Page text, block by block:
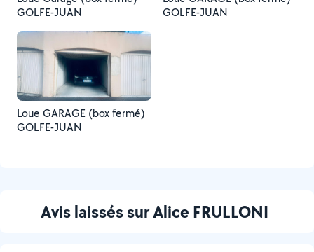
GOLFE-JUAN
GOLFE-JUAN
Loue GARAGE (box fermé)
GOLFE-JUAN
Avis laissés sur Alice FRULLONI